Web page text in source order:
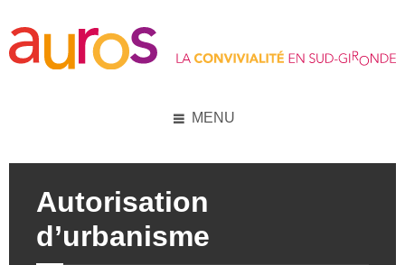
content
left
sidebar
right
sidebar
footer
MENU
Autorisation
d’urbanisme